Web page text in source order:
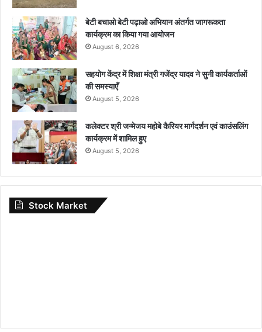
बेटी बचाओ बेटी पढ़ाओ अभियान अंतर्गत जागरूकता
कार्यक्रम का किया गया आयोजन
August 6, 2026
सहयोग केंद्र में शिक्षा मंत्री गजेंद्र यादव ने सुनी कार्यकर्ताओं
की समस्याएँ
August 5, 2026
कलेक्टर श्री जन्मेजय महोबे कैरियर मार्गदर्शन एवं काउंसलिंग
कार्यक्रम में शामिल हुए
August 5, 2026
Stock Market